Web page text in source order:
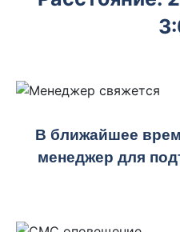
В ближайшее
менеджер для